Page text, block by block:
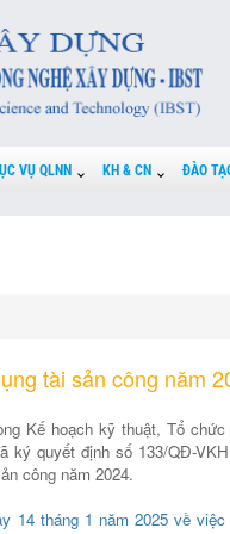
VỤ QLNN KH & CN ĐÀO
tài sản công năm
Kế hoạch kỹ thuật, Tổ
ký quyết định số 133/QĐ-
công năm 2024.
14 tháng 1 năm 2025 về